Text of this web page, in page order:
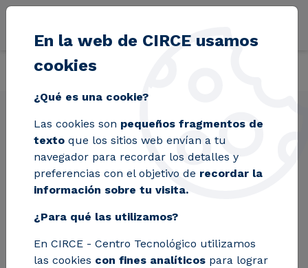
Pasar al contenido principal
Líneas de actividad
Tecnologías
industriales
CIRCE lidera el avance de las tecnologías
industriales, marcando el camino hacia una
En la web de CIRCE usamos
cookies
¿Qué es una cookie?
Las cookies son pequeños fragmentos de
texto que los sitios web envían a tu
navegador para recordar los detalles y
preferencias con el objetivo de recordar la
información sobre tu visita.
¿Para qué las utilizamos?
En CIRCE - Centro Tecnológico utilizamos
las cookies con fines analíticos para lograr